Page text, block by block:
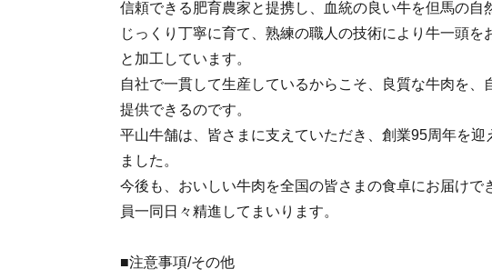
信頼できる肥育農家と提携し、血統の良い牛を但馬の自
じっくり丁寧に育て、熟練の職人の技術により牛一頭を
と加工しています。
自社で一貫して生産しているからこそ、良質な牛肉を、
提供できるのです。
平山牛舗は、皆さまに支えていただき、創業95周年を迎
ました。
今後も、おいしい牛肉を全国の皆さまの食卓にお届けで
員一同日々精進してまいります。
■注意事項/その他